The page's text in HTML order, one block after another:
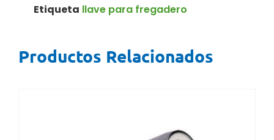
Etiqueta llave para fregadero
Productos Relacionados